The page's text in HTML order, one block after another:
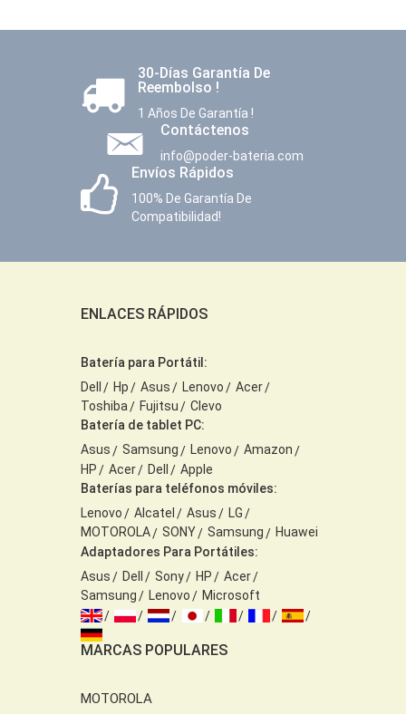
30-Días Garantía De
Reembolso !
1 Años De Garantía !
Contáctenos
info@poder-bateria.com
Envíos Rápidos
100% De Garantía De
Compatibilidad!
ENLACES RÁPIDOS
Batería para Portátil:
Dell
Hp Asus Lenovo
Acer
Toshiba
Fujitsu
Clevo
Batería de tablet PC:
Asus
Samsung Lenovo
Amazon
HP
Acer Dell
Apple
Baterías para teléfonos móviles:
Lenovo
Alcatel Asus
LG
MOTOROLA
SONY Samsung
Huawei
Adaptadores Para Portátiles:
Asus
Dell Sony HP
Acer
Samsung
Lenovo Microsoft
MARCAS POPULARES
MOTOROLA